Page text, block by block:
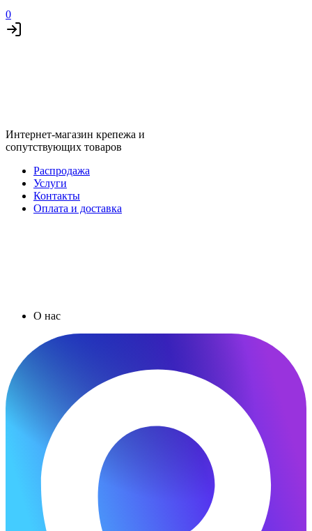
0
Интернет-магазин крепежа и
сопутствующих товаров
Распродажа
Услуги
Контакты
Оплата и доставка
О нас